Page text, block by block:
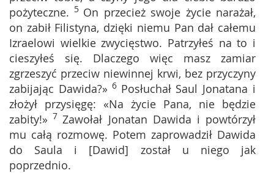
pożyteczne. 5 On przecież swoje życie narażał,
on zabił Filistyna, dzięki niemu Pan dał całemu
Izraelowi wielkie zwycięstwo. Patrzyłeś na to i
cieszyłeś się. Dlaczego więc masz zamiar
zgrzeszyć przeciw niewinnej krwi, bez przyczyny
zabijając Dawida?» 6 Posłuchał Saul Jonatana i
złożył przysięgę: «Na życie Pana, nie będzie
zabity!» 7 Zawołał Jonatan Dawida i powtórzył
mu całą rozmowę. Potem zaprowadził Dawida
do Saula i [Dawid] został u niego jak
poprzednio.